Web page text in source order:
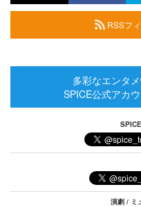
RSSフ
多彩なエンタ
SPICE公式アカ
演劇 / ミ